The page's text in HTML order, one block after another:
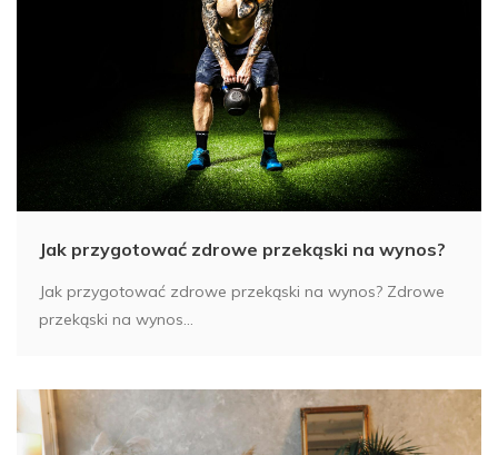
Jak przygotować zdrowe przekąski na wynos?
Jak przygotować zdrowe przekąski na wynos? Zdrowe
przekąski na wynos...